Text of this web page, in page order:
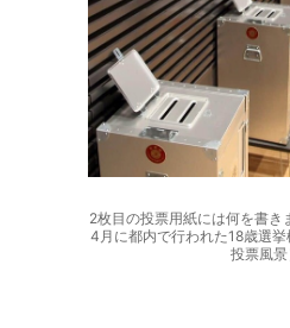
2枚目の投票用紙には何を書
4月に都内で行われた18歳選
投票風景